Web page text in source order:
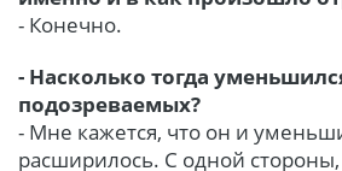
- Конечно.
- Насколько тогда
подозреваемых?
- Мне кажется, что он и
расширилось. С одной